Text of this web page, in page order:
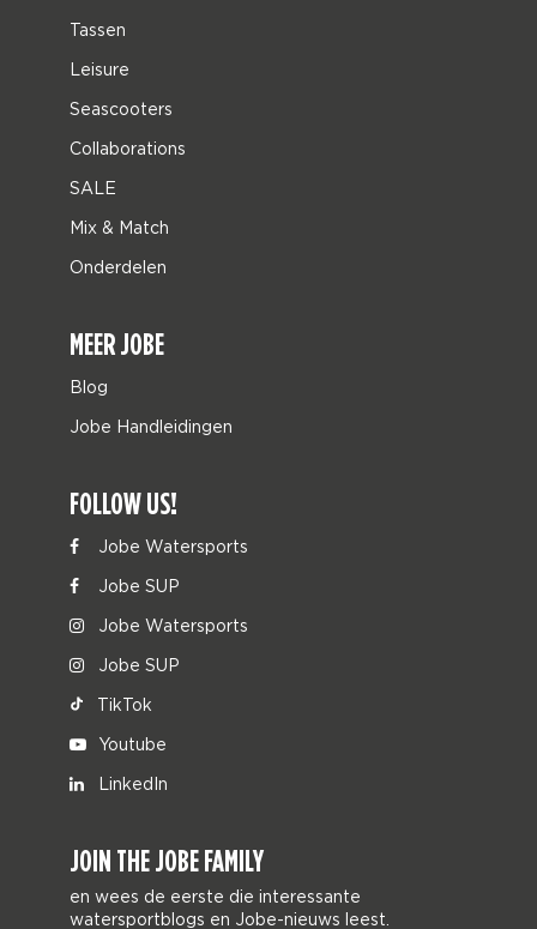
Tassen
Leisure
Seascooters
Collaborations
SALE
Mix & Match
Onderdelen
MEER JOBE
Blog
Jobe Handleidingen
FOLLOW US!
Jobe Watersports
Jobe SUP
Jobe Watersports
Jobe SUP
TikTok
Youtube
LinkedIn
JOIN THE JOBE FAMILY
en wees de eerste die interessante
watersportblogs en Jobe-nieuws leest.